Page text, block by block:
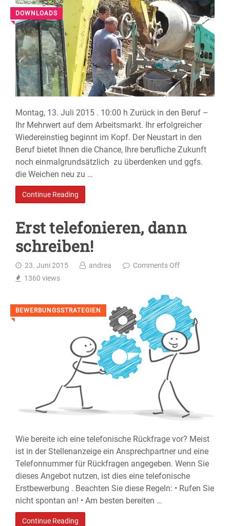
DOWNLOADS
◥
Montag, 13. Juli 2015 . 10:00 h Zurück in den Beruf –
Ihr Mehrwert auf dem Arbeitsmarkt. Ihr erfolgreicher
Wiedereinstieg beginnt im Kopf. Der Neustart in den
Beruf bietet Ihnen die Chance, Ihre berufliche Zukunft
noch einmalgrundsätzlich zu überdenken und ggfs.
die Weichen neu zu …
Continue Reading
Erst telefonieren, dann
schreiben!
23. Juni 2015 andrea
Comments Off
1360 views
BEWERBUNGSSTRATEGIEN
◥
Wie bereite ich eine telefonische Rückfrage vor? Meist
ist in der Stellenanzeige ein Ansprechpartner und eine
Telefonnummer für Rückfragen angegeben. Wenn Sie
dieses Angebot nutzen, ist dies eine telefonische
Erstbewerbung . Beachten Sie diese Regeln: • Rufen Sie
nicht spontan an! • Am besten bereiten …
Continue Reading